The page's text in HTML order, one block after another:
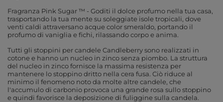
Fragranza Pink Sugar ™ - Goditi il ​​dolce profumo nella tua casa,
trasportando la tua mente su soleggiate isole tropicali, dove
venti caldi attraversano acque color smeraldo, portando il
profumo di vaniglia e fichi, rilassando corpo e anima.
Tutti gli stoppini per candele Candleberry sono realizzati in
cotone e hanno un nucleo in zinco senza piombo. La struttura
del nucleo in zinco fornisce la massima resistenza per
mantenere lo stoppino dritto nella cera fusa. Ciò riduce al
minimo il fenomeno noto da molte altre candele, che
l'accumulo di carbonio provoca una grande rosa sullo stoppino
e quindi favorisce la deposizione di fuliggine sulla candela.